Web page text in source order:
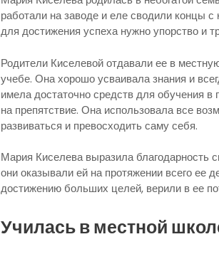
работали на заводе и еле сводили концы
для достижения успеха нужно упорство и
Родители Киселевой отдавали ее в
учебе. Она хорошо усваивала знания и
имела достаточно средств для обучения
на препятствие. Она использовала все
развиваться и превосходить саму себя.
Мария Киселева выразила благодарность
они оказывали ей на протяжении всего ее
достижению больших целей, верили в ее
Училась в местной